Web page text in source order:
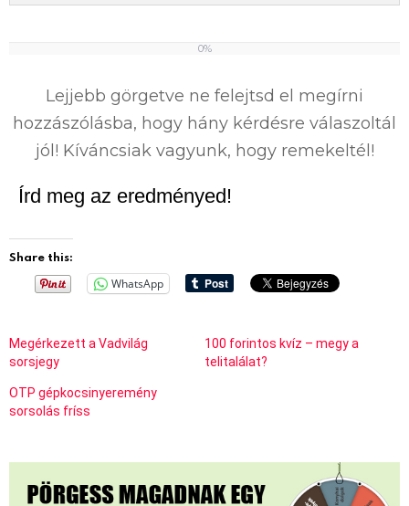
0%
Lejjebb görgetve ne felejtsd el megírni
hozzászólásba, hogy hány kérdésre válaszoltál
jól! Kíváncsiak vagyunk, hogy remekeltél!
Írd meg az eredményed!
Share this:
WhatsApp
Megérkezett a Vadvilág
sorsjegy
100 forintos kvíz – megy a
telitalálat?
OTP gépkocsinyeremény
sorsolás fríss